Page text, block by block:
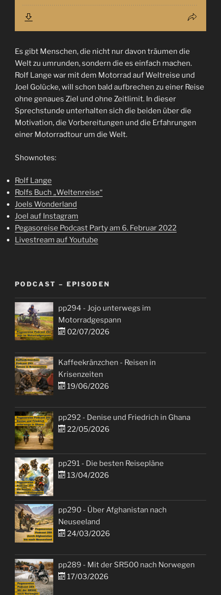
Es gibt Menschen, die nicht nur davon träumen die
Welt zu umrunden, sondern die es einfach machen.
Rolf Lange war mit dem Motorrad auf Weltreise und
Joel Golücke, will schon bald aufbrechen zu einer Reise
ohne genaues Ziel und ohne Zeitlimit. In dieser
Sprechstunde unterhalten sich die beiden über die
Motivation, die Vorbereitungen und die Erfahrungen
einer Motorradtour um die Welt.
Shownotes:
Rolf Lange
Rolfs Buch „Weltenreise“
Joels Wonderland
Joel auf Instagram
Pegasoreise Podcast Party am 6. Februar 2022
Livestream auf Youtube
PODCAST – EPISODEN
pp294 - Jojo unterwegs im
Motorradgespann
02/07/2026
Kaffeekränzchen - Reisen in
Krisenzeiten
19/06/2026
pp292 - Denise und Friedrich in Ghana
22/05/2026
pp291 - Die besten Reisepläne
13/04/2026
pp290 - Über Afghanistan nach
Neuseeland
24/03/2026
pp289 - Mit der SR500 nach Norwegen
17/03/2026